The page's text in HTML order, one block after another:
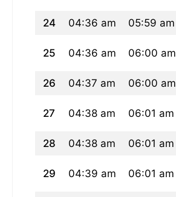
24 04:36 am 05:59 am
25 04:36 am 06:00 am
26 04:37 am 06:00 am
27 04:38 am 06:01 am
28 04:38 am 06:01 am
29 04:39 am 06:01 am